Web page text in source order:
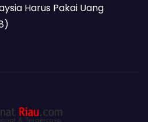
Harus Pakai Uang